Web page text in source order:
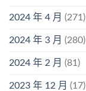
2024 年 4 月 (271)
2024 年 3 月 (280)
2024 年 2 月 (81)
2023 年 12 月 (17)